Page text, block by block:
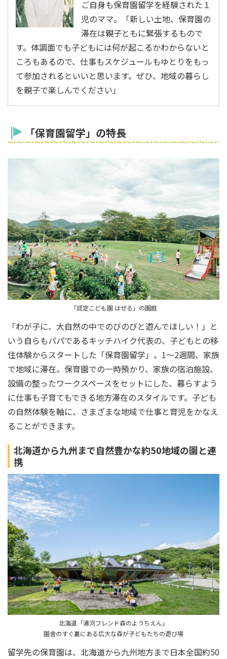
ご自身も保育園留学を経験された１
児のママ。「新しい土地、保育園の
滞在は親子ともに緊張するもので
す。体調面でも子どもには何が起こるかわからないと
ころもあるので、仕事もスケジュールもゆとりをもっ
て参加されるといいと思います。ぜひ、地域の暮らし
を親子で楽しんでください」
「保育園留学」の特長
「認定こども園 はぜる」の園庭
「わが子に、大自然の中でのびのびと遊んでほしい！」と
いう自らもパパであるキッチハイク代表の、子どもとの移
住体験からスタートした「保育園留学」。1～2週間、家族
で地域に滞在。保育園での一時預かり、家族の宿泊施設、
設備の整ったワークスペースをセットにした、暮らすよう
に仕事も子育てもできる地方滞在のスタイルです。子ども
の自然体験を軸に、さまざまな地域で仕事と育児をかなえ
ることができます。
北海道から九州まで自然豊かな約50地域の園と連
携
北海道「浦河フレンド森のようちえん」
園舎のすぐ裏にある広大な森が子どもたちの遊び場
留学先の保育園は、北海道から九州地方まで日本全国約50